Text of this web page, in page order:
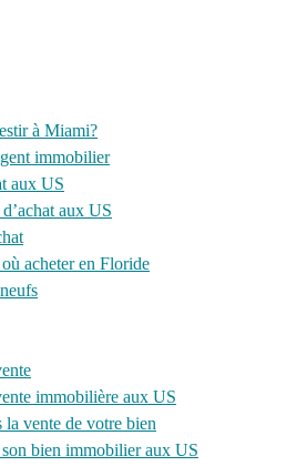
à Miami?
immobilier
aux US
aux US
acheter en Floride
immobilière aux US
vente de votre bien
bien immobilier aux US